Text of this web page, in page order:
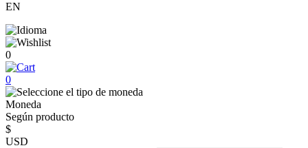
EN
0
0
Moneda
Según producto
$
USD